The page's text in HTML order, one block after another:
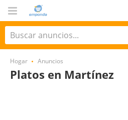
Hogar Anuncios
Platos en Martínez